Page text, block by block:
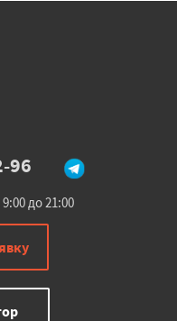
96
до 21:00